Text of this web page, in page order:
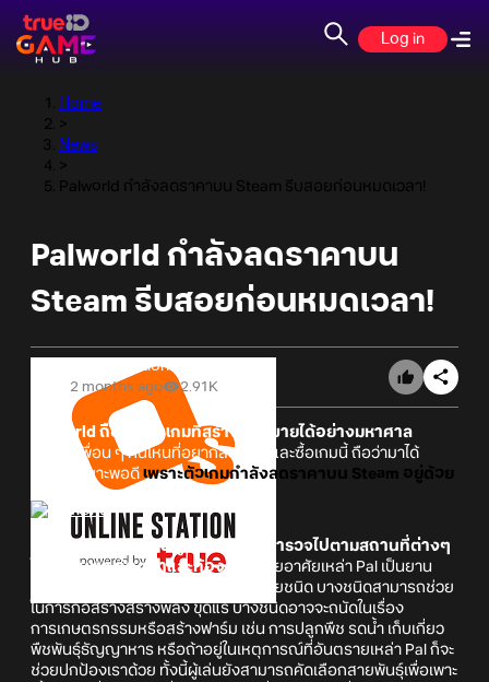
Log in
Home
>
News
>
Palworld กำลังลดราคาบน Steam รีบสอยก่อนหมดเวลา!
Palworld กำลังลดราคาบน
Steam รีบสอยก่อนหมดเวลา!
Online Station
2 months ago
2.91K
Palworld ถือว่าเป็นเกมที่สร้างยอดขายได้อย่างมหาศาล
สำหรับเพื่อน ๆ คนไหนที่อยากลองเล่นและซื้อเกมนี้ ถือว่ามาได้
จังหวะเหมาะพอดี เพราะตัวเกมกำลังลดราคาบน Steam อยู่ด้วย
ภายในเกม Palworld ผู้เล่นสามารถสำรวจไปตามสถานที่ต่างๆ
ได้ทั้งบนบก ท้องฟ้าและท้องทะเล
โดยอาศัยเหล่า Pal เป็นยาน
พาหนะ พวก Pal จะมีหลายรูปแบบ หลายชนิด บางชนิดสามารถช่วย
ในการก่อสร้างสร้างพลัง ขุดแร่ บางชนิดอาจจะถนัดในเรื่อง
การเกษตรกรรมหรือสร้างฟาร์ม เช่น การปลูกพืช รดน้ำ เก็บเกี่ยว
พืชพันธุ์ธัญญาหาร หรือถ้าอยู่ในเหตุการณ์ที่อันตรายเหล่า Pal ก็จะ
ช่วยปกป้องเราด้วย ทั้งนี้ผู้เล่นยังสามารถคัดเลือกสายพันธุ์เพื่อเพาะ